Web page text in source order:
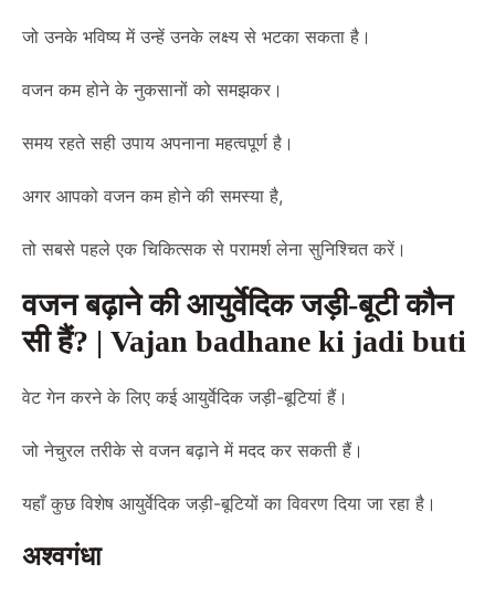
जो उनके भविष्य में उन्हें उनके लक्ष्य से भटका सकता है।
वजन कम होने के नुकसानों को समझकर।
समय रहते सही उपाय अपनाना महत्वपूर्ण है।
अगर आपको वजन कम होने की समस्या है,
तो सबसे पहले एक चिकित्सक से परामर्श लेना सुनिश्चित करें।
वजन बढ़ाने की आयुर्वेदिक जड़ी-बूटी कौन
सी हैं? | Vajan badhane ki jadi buti
वेट गेन करने के लिए कई आयुर्वेदिक जड़ी-बूटियां हैं।
जो नेचुरल तरीके से वजन बढ़ाने में मदद कर सकती हैं।
यहाँ कुछ विशेष आयुर्वेदिक जड़ी-बूटियों का विवरण दिया जा रहा है।
अश्वगंधा